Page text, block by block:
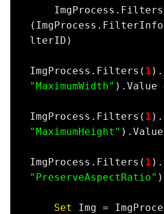
lterID)
ImgProcess.Filters( 1
"MaximumWidth" ).Value
ImgProcess.Filters( 1
"MaximumHeight"
ImgProcess.Filters( 1
"PreserveAspectRatio"
Set
Img =